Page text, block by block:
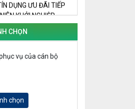
KHỞI NGHIỆP
TẠI HUYỆN KRÔNG
KHỞI NGHIỆP
2018-2020
2024
CHỌN
vụ của cán bộ
chọn